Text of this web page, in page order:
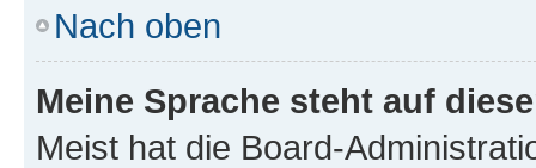
Nach oben
Meine Sprache steht auf
Meist hat die Board-